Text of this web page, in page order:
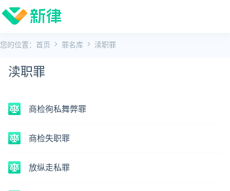
您的位置： 首页 罪名库 渎职罪
渎职罪
商检徇私舞弊罪
商检失职罪
放纵走私罪